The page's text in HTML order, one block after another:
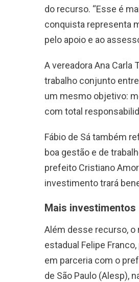
do recurso. “Esse é
conquista representa
pelo apoio e ao
A vereadora Ana
trabalho conjunto
um mesmo objetivo:
com total
Fábio de Sá também
boa gestão e de
prefeito Cristiano
investimento trará
Mais investimentos
Além desse recurso,
estadual Felipe
em parceria com o
de São Paulo (Alesp),